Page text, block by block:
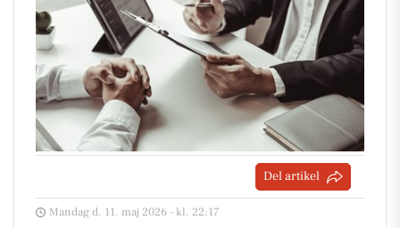
Del artikel
Mandag d. 11. maj 2026 - kl. 22:17